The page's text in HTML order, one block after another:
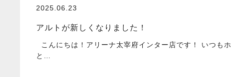
2025.06.23
アルトが新しくなりました！
こんにちは！アリーナ太宰府インター店です！ いつも
と…